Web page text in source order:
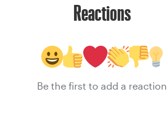
Reactions
Be the first to add a reaction